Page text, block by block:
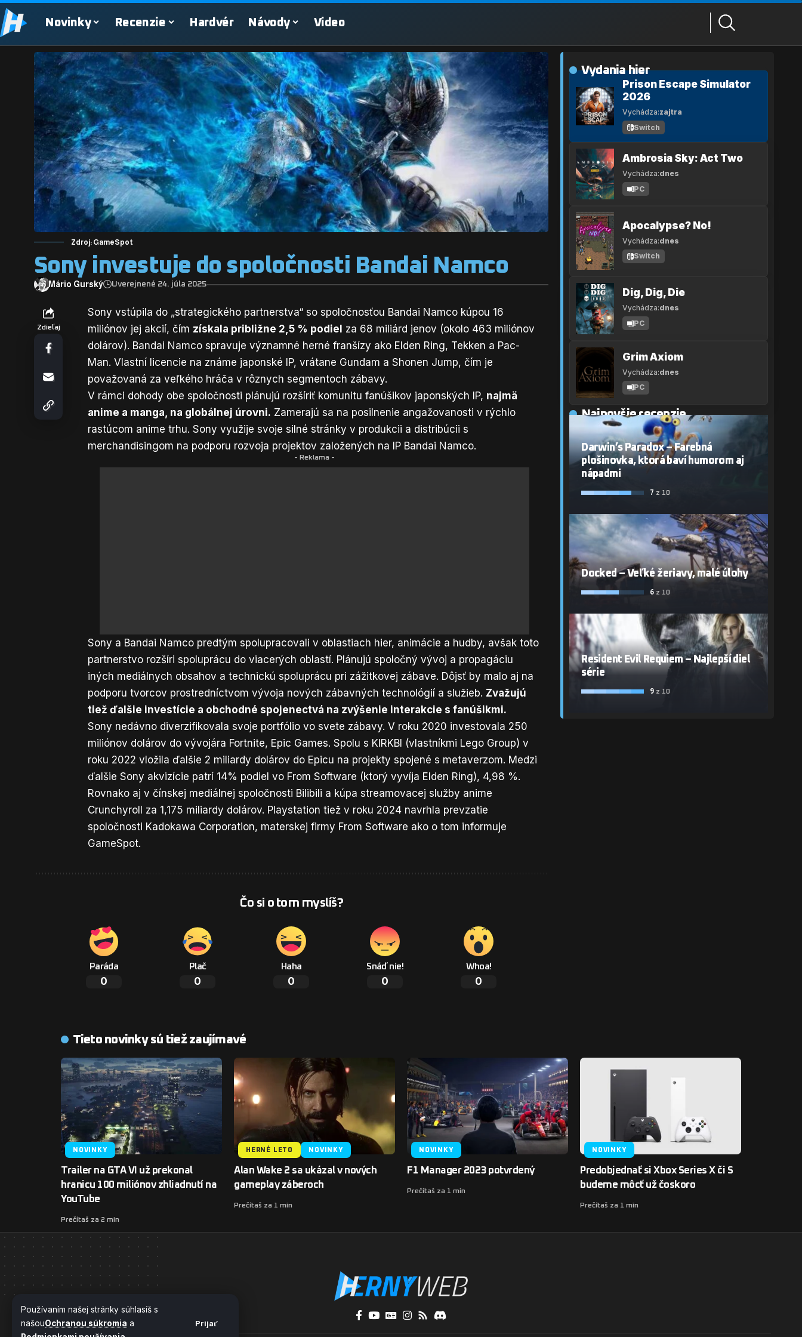
Používaním našej stránky súhlasíš s
našouOchranou súkromia a
Prijať
Novinky Recenzie Hardvér Návody Video
Zdroj: GameSpot
Sony investuje do spoločnosti Bandai Namco
Mário Gurský Uverejnené 24. júla 2025
Zdieľaj
Sony vstúpila do „strategického partnerstva“ so spoločnosťou Bandai Namco kúpou 16
miliónov jej akcií, čím získala približne 2,5 % podiel za 68 miliárd jenov (okolo 463 miliónov
dolárov). Bandai Namco spravuje významné herné franšízy ako Elden Ring, Tekken a Pac-
Man. Vlastní licencie na známe japonské IP, vrátane Gundam a Shonen Jump, čím je
považovaná za veľkého hráča v rôznych segmentoch zábavy.
V rámci dohody obe spoločnosti plánujú rozšíriť komunitu fanúšikov japonských IP, najmä
anime a manga, na globálnej úrovni. Zamerajú sa na posilnenie angažovanosti v rýchlo
rastúcom anime trhu. Sony využije svoje silné stránky v produkcii a distribúcii s
merchandisingom na podporu rozvoja projektov založených na IP Bandai Namco.
- Reklama -
Sony a Bandai Namco predtým spolupracovali v oblastiach hier, animácie a hudby, avšak toto
partnerstvo rozšíri spoluprácu do viacerých oblastí. Plánujú spoločný vývoj a propagáciu
iných mediálnych obsahov a technickú spoluprácu pri zážitkovej zábave. Dôjsť by malo aj na
podporu tvorcov prostredníctvom vývoja nových zábavných technológií a služieb. Zvažujú
tiež ďalšie investície a obchodné spojenectvá na zvýšenie interakcie s fanúšikmi.
Sony nedávno diverzifikovala svoje portfólio vo svete zábavy. V roku 2020 investovala 250
miliónov dolárov do vývojára Fortnite, Epic Games. Spolu s KIRKBI (vlastníkmi Lego Group) v
roku 2022 vložila ďalšie 2 miliardy dolárov do Epicu na projekty spojené s metaverzom. Medzi
ďalšie Sony akvizície patrí 14% podiel vo From Software (ktorý vyvíja Elden Ring), 4,98 %.
Rovnako aj v čínskej mediálnej spoločnosti Bilibili a kúpa streamovacej služby anime
Crunchyroll za 1,175 miliardy dolárov. Playstation tiež v roku 2024 navrhla prevzatie
spoločnosti Kadokawa Corporation, materskej firmy From Software ako o tom informuje
GameSpot.
Čo si o tom myslíš?
Paráda
0
Plač
0
Haha
0
Snáď nie!
0
Whoa!
0
Vydania hier
Prison Escape Simulator
2026
Vychádza:zajtra
Switch
Ambrosia Sky: Act Two
Vychádza:dnes
PC
Apocalypse? No!
Vychádza:dnes
Switch
Dig, Dig, Die
Vychádza:dnes
PC
Grim Axiom
Vychádza:dnes
PC
Najnovšie recenzie
Darwin’s Paradox – Farebná
plošinovka, ktorá baví humorom aj
nápadmi
7 z 10
Docked – Veľké žeriavy, malé úlohy
6 z 10
Resident Evil Requiem – Najlepší diel
série
9 z 10
Tieto novinky sú tiež zaujímavé
NOVINKY
Trailer na GTA VI už prekonal
hranicu 100 miliónov zhliadnutí na
YouTube
Prečítaš za 2 min
HERNÉ LETO NOVINKY
Alan Wake 2 sa ukázal v nových
gameplay záberoch
Prečítaš za 1 min
NOVINKY
F1 Manager 2023 potvrdený
Prečítaš za 1 min
NOVINKY
Predobjednať si Xbox Series X či S
budeme môcť už čoskoro
Prečítaš za 1 min